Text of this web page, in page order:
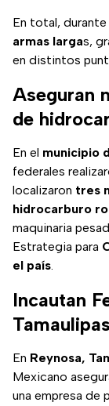
En total, durante
armas largas,
en distintos
Aseguran
de
En el municipio
federales
localizaron tres
hidrocarburo
maquinaria
Estrategia para
el país.
Incautan
En Reynosa,
Mexicano
una empresa de